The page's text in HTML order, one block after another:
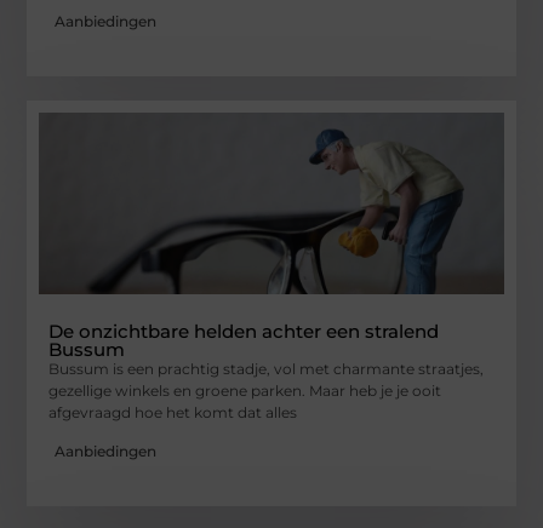
Aanbiedingen
De onzichtbare helden achter een stralend
Bussum
Bussum is een prachtig stadje, vol met charmante straatjes,
gezellige winkels en groene parken. Maar heb je je ooit
afgevraagd hoe het komt dat alles
Aanbiedingen